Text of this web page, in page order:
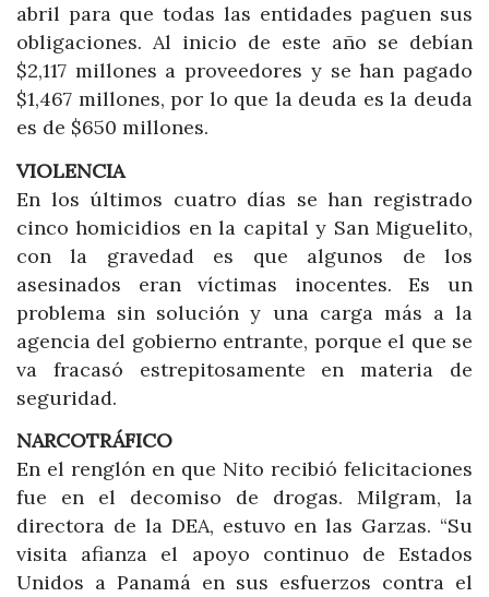
abril para que todas las entidades paguen sus
obligaciones. Al inicio de este año se debían
$2,117 millones a proveedores y se han pagado
$1,467 millones, por lo que la deuda es la deuda
es de $650 millones.
VIOLENCIA
En los últimos cuatro días se han registrado
cinco homicidios en la capital y San Miguelito,
con la gravedad es que algunos de los
asesinados eran víctimas inocentes. Es un
problema sin solución y una carga más a la
agencia del gobierno entrante, porque el que se
va fracasó estrepitosamente en materia de
seguridad.
NARCOTRÁFICO
En el renglón en que Nito recibió felicitaciones
fue en el decomiso de drogas. Milgram, la
directora de la DEA, estuvo en las Garzas. “Su
visita afianza el apoyo continuo de Estados
Unidos a Panamá en sus esfuerzos contra el